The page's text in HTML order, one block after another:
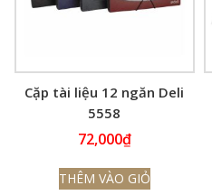
Cặp tài liệu 12 ngăn Deli
5558
72,000₫
THÊM VÀO GIỎ